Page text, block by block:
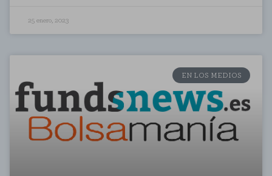
25 enero, 2023
EN LOS MEDIOS